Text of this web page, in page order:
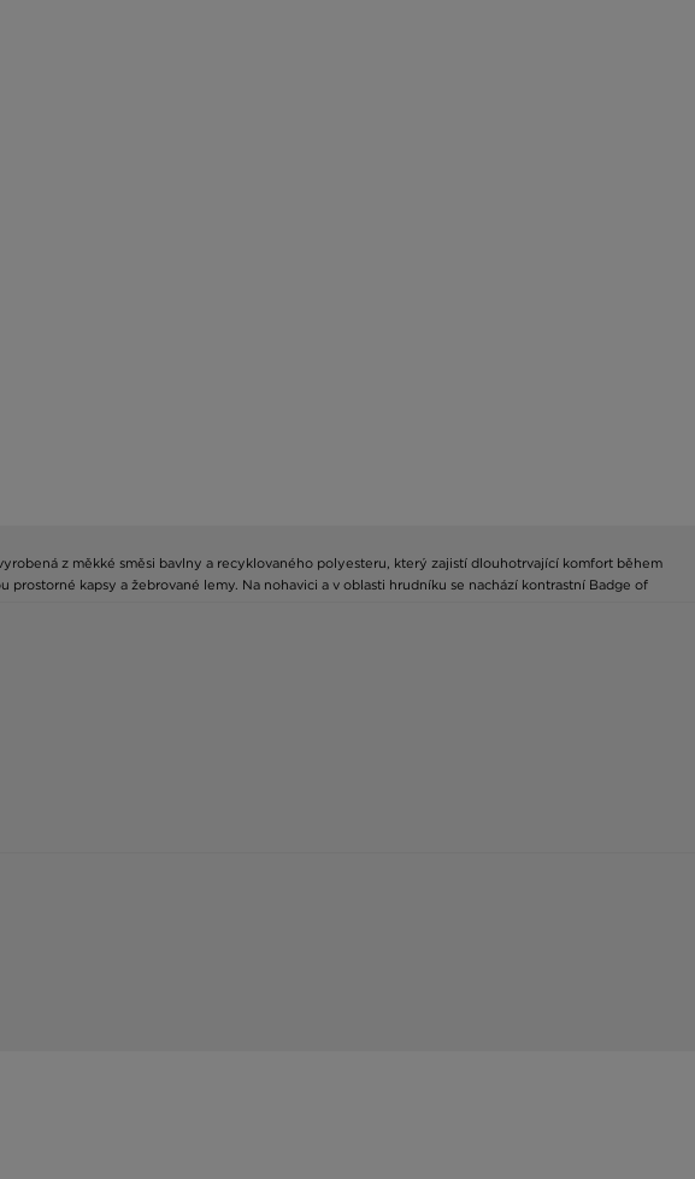
z měkké směsi bavlny a recyklovaného polyesteru, který zajistí dlouhotrvající komfort během
kapsy a žebrované lemy. Na nohavici a v oblasti hrudníku se nachází kontrastní Badge of